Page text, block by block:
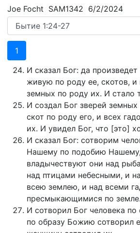
Joe Focht SAM1342 6/2/2024
1
И сказал Бог: да
живую по роду ее, скотов, и
земных по роду их. И стало
И создал Бог зверей
скот по роду его, и всех
их. И увидел Бог, что [это]
И сказал Бог: сотворим
Нашему по подобию
владычествуют они над
над птицами небесными, и
всею землею, и над всеми
пресмыкающимися по земле.
И сотворил Бог человека по
по образу Божию сотворил